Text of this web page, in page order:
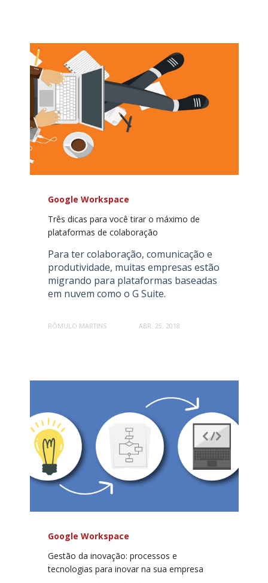
Google Workspace
Três dicas para você tirar o máximo de
plataformas de colaboração
Para ter colaboração, comunicação e
produtividade, muitas empresas estão
migrando para plataformas baseadas
em nuvem como o G Suite.
RÔMULO MARTINS ABR. 25, 2018
Google Workspace
Gestão da inovação: processos e
tecnologias para inovar na sua empresa